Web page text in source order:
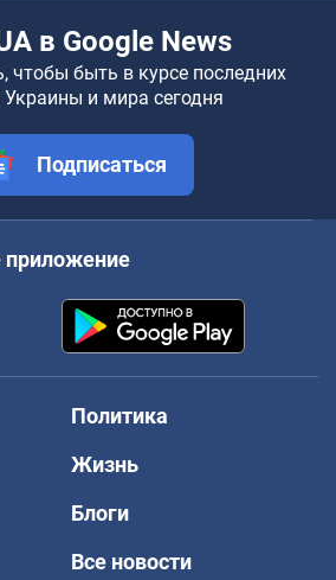
в Google News
чтобы быть в курсе последних
Украины и мира сегодня
Подписаться
приложение
Политика
Жизнь
Блоги
Все новости